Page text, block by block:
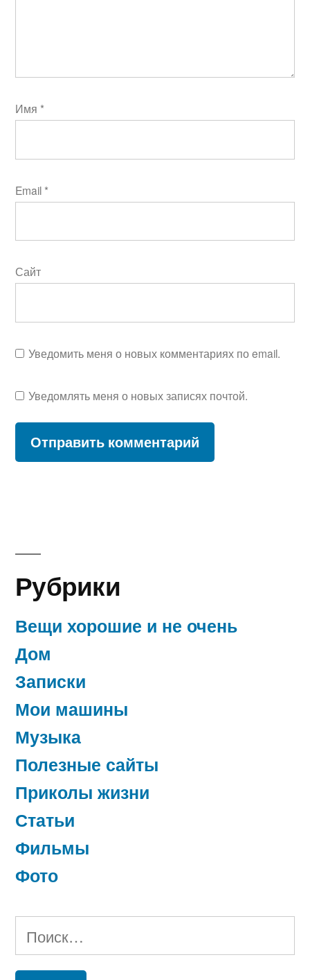
Имя *
Email *
Сайт
Уведомить меня о новых комментариях по email.
Уведомлять меня о новых записях почтой.
Рубрики
Вещи хорошие и не очень
Дом
Записки
Мои машины
Музыка
Полезные сайты
Приколы жизни
Статьи
Фильмы
Фото
Найти: